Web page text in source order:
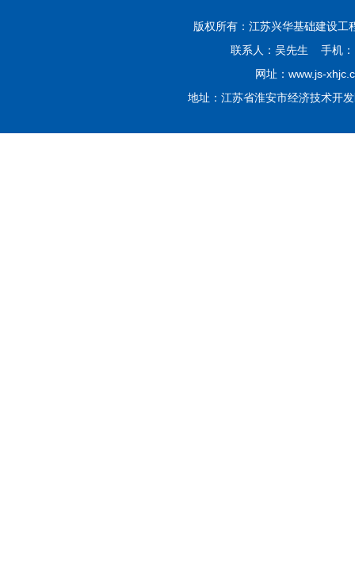
版权所有：江苏兴华基础建设
联系人：吴先生 手机
网址：www.js-
地址：江苏省淮安市经济技术开